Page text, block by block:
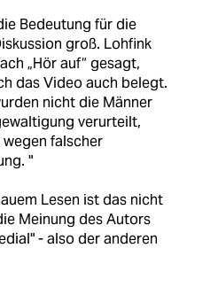
Bedeutung für die
groß. Lohfink
„Hör auf“ gesagt,
das Video auch belegt.
nicht die Männer
verurteilt,
falscher
"
Lesen ist das nicht
Meinung des Autors
- also der anderen